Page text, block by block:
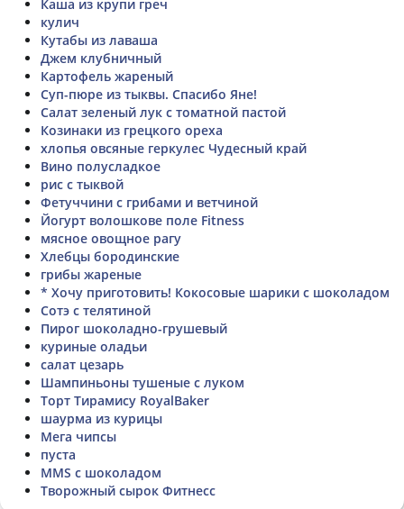
Каша из крупи греч
кулич
Кутабы из лаваша
Джем клубничный
Картофель жареный
Суп-пюре из тыквы. Спасибо Яне!
Салат зеленый лук с томатной пастой
Козинаки из грецкого ореха
хлопья овсяные геркулес Чудесный край
Вино полусладкое
рис с тыквой
Фетуччини с грибами и ветчиной
Йогурт волошкове поле Fitness
мясное овощное рагу
Хлебцы бородинские
грибы жареные
* Хочу приготовить! Кокосовые шарики с шоколадом
Сотэ с телятиной
Пирог шоколадно-грушевый
куриные оладьи
салат цезарь
Шампиньоны тушеные с луком
Торт Тирамису RoyalBaker
шаурма из курицы
Мега чипсы
пуста
MMS с шоколадом
Творожный сырок Фитнесс